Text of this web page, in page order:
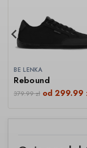
BE LENKA
Rebound
379.99zł od299.99